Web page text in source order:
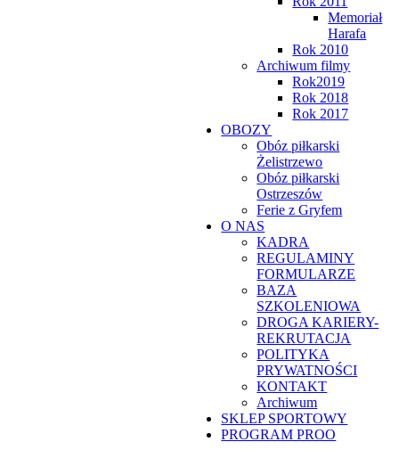
Memoriał
Harafa
Rok 2010
Archiwum filmy
Rok2019
Rok 2018
Rok 2017
OBOZY
Obóz piłkarski
Żelistrzewo
Obóz piłkarski
Ostrzeszów
Ferie z Gryfem
O NAS
KADRA
REGULAMINY
FORMULARZE
BAZA
SZKOLENIOWA
DROGA KARIERY-
REKRUTACJA
POLITYKA
PRYWATNOŚCI
KONTAKT
Archiwum
SKLEP SPORTOWY
PROGRAM PROO